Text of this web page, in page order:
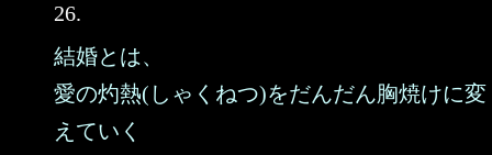
26.
結婚とは、
愛の灼熱(しゃくねつ)をだんだん胸焼けに変
えていく